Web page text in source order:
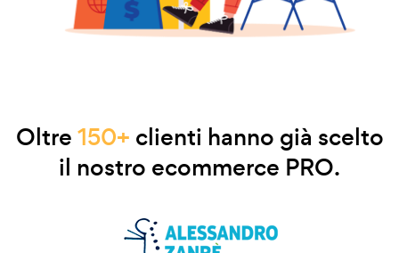
Oltre150+ clienti hanno già scelto
il nostro ecommerce PRO.